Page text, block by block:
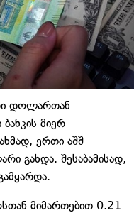
დოლართან
მიერ
ერთი აშშ
გახდა. შესაბამისად,
მიმართებით 0.21